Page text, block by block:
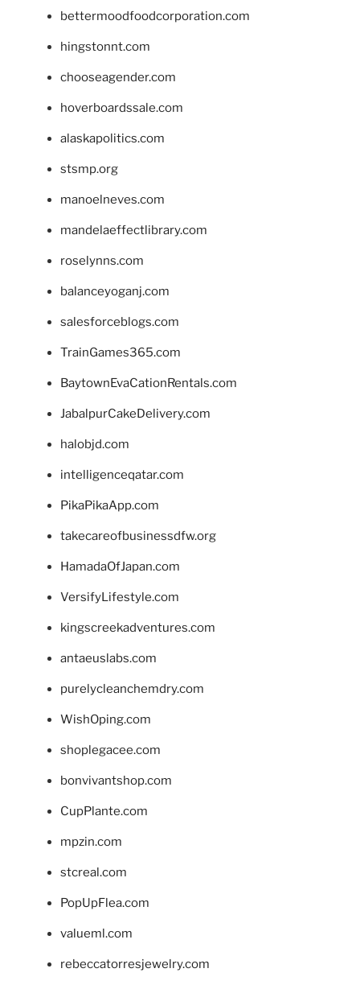
bettermoodfoodcorporation.com
hingstonnt.com
chooseagender.com
hoverboardssale.com
alaskapolitics.com
stsmp.org
manoelneves.com
mandelaeffectlibrary.com
roselynns.com
balanceyoganj.com
salesforceblogs.com
TrainGames365.com
BaytownEvaCationRentals.com
JabalpurCakeDelivery.com
halobjd.com
intelligenceqatar.com
PikaPikaApp.com
takecareofbusinessdfw.org
HamadaOfJapan.com
VersifyLifestyle.com
kingscreekadventures.com
antaeuslabs.com
purelycleanchemdry.com
WishOping.com
shoplegacee.com
bonvivantshop.com
CupPlante.com
mpzin.com
stcreal.com
PopUpFlea.com
valueml.com
rebeccatorresjewelry.com